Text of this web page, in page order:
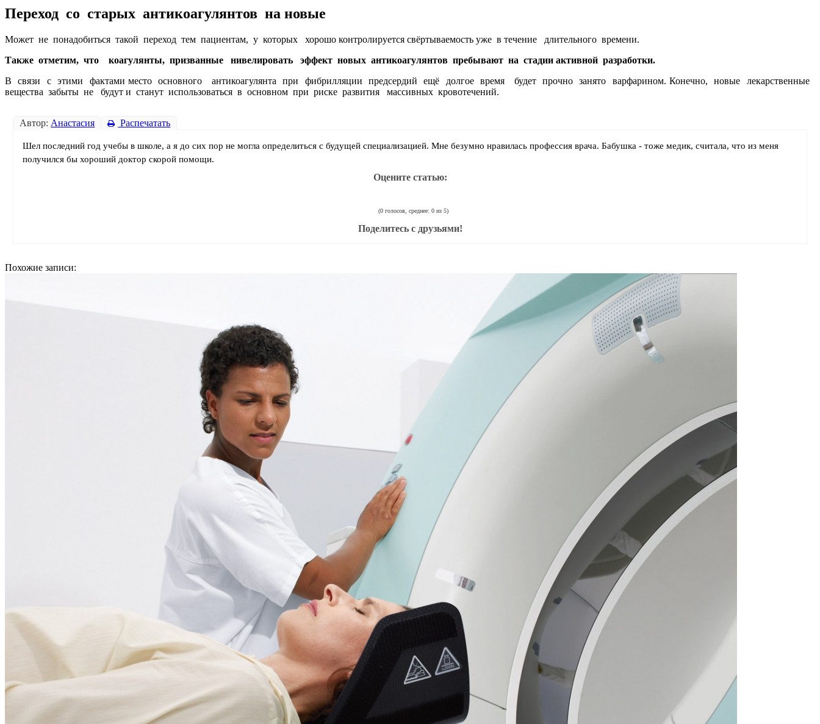
Переход со старых антикоагулянтов на новые
Может не понадобиться такой переход тем пациентам, у которых хорошо контролируется свёртываемость уже в течение длительного времени.
Также отметим, что коагулянты, призванные нивелировать эффект новых антикоагулянтов пребывают на стадии активной разработки.
В связи с этими фактами место основного антикоагулянта при фибрилляции предсердий ещё долгое время будет прочно занято варфарином. Конечно, новые лекарственные
вещества забыты не будут и станут использоваться в основном при риске развития массивных кровотечений.
Автор: Анастасия Распечатать
Шел последний год учебы в школе, а я до сих пор не могла определиться с будущей специализацией. Мне безумно нравилась профессия врача. Бабушка - тоже медик, считала, что из меня
получился бы хороший доктор скорой помощи.
Оцените статью:
(0 голосов, среднее: 0 из 5)
Поделитесь с друзьями!
Похожие записи: